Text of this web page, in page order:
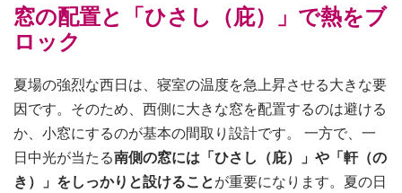
窓の配置と「ひさし（庇）」で熱をブ
ロック
夏場の強烈な西日は、寝室の温度を急上昇させる大きな要
因です。そのため、西側に大きな窓を配置するのは避ける
か、小窓にするのが基本の間取り設計です。 一方で、一
日中光が当たる南側の窓には「ひさし（庇）」や「軒（の
き）」をしっかりと設けることが重要になります。夏の日